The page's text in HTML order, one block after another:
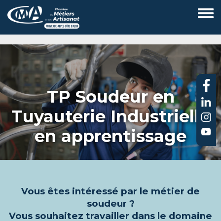
au
contenu
principal
TP Soudeur en
Tuyauterie Industrielle
en apprentissage
Vous êtes intéressé par le métier de
soudeur ?
Vous souhaitez travailler dans le domaine